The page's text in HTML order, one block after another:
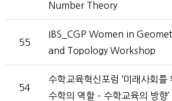
Number Theory
55
IBS_CGP Women in
and Topology Workshop
54
수학교육혁신포럼 ‘미래사회를
수학의 역할 – 수학교육의 방향’